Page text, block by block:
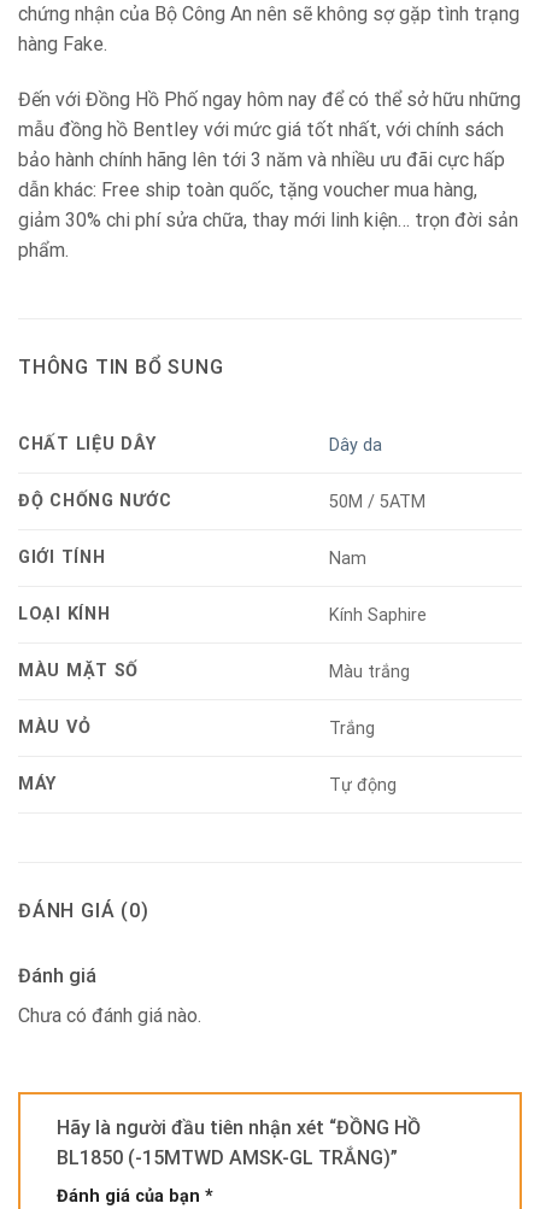
chứng nhận của Bộ Công An nên sẽ không sợ gặp tình trạng
hàng Fake.
Đến với Đồng Hồ Phố ngay hôm nay để có thể sở hữu những
mẫu đồng hồ Bentley với mức giá tốt nhất, với chính sách
bảo hành chính hãng lên tới 3 năm và nhiều ưu đãi cực hấp
dẫn khác: Free ship toàn quốc, tặng voucher mua hàng,
giảm 30% chi phí sửa chữa, thay mới linh kiện… trọn đời sản
phẩm.
THÔNG TIN BỔ SUNG
CHẤT LIỆU DÂY Dây da
ĐỘ CHỐNG NƯỚC 50M / 5ATM
GIỚI TÍNH Nam
LOẠI KÍNH Kính Saphire
MÀU MẶT SỐ Màu trắng
MÀU VỎ Trắng
MÁY Tự động
ĐÁNH GIÁ (0)
Đánh giá
Chưa có đánh giá nào.
Hãy là người đầu tiên nhận xét “ĐỒNG HỒ
BL1850 (-15MTWD AMSK-GL TRẮNG)”
Đánh giá của bạn *